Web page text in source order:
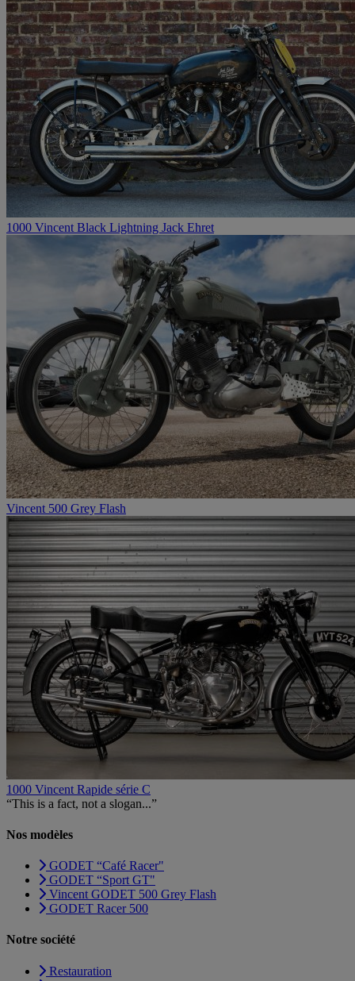
1000 Vincent Black Lightning Jack Ehret
Vincent 500 Grey Flash
1000 Vincent Rapide série C
“This is a fact, not a slogan...”
Nos modèles
GODET “Café Racer"
GODET “Sport GT"
Vincent GODET 500 Grey Flash
GODET Racer 500
Notre société
Restauration